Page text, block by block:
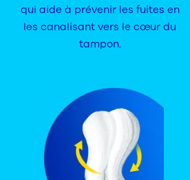
qui aide à prévenir les fuites en
les canalisant vers le cœur du
tampon.